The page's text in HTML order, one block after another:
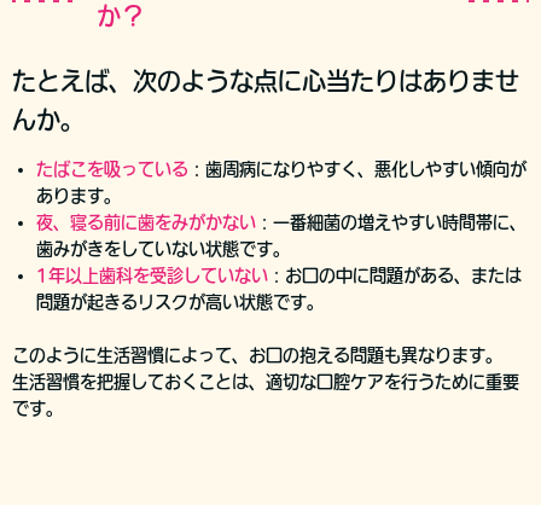
か？
たとえば、次のような点に心当たりはありませ
んか。
たばこを吸っている ： 歯周病になりやすく、悪化しやすい傾向が
あります。
夜、寝る前に歯をみがかない ：一番細菌の増えやすい時間帯に、
歯みがきをしていない状態です。
1年以上歯科を受診していない ：お口の中に問題がある、または
問題が起きるリスクが高い状態です。
このように生活習慣によって、お口の抱える問題も異なります。
生活習慣を把握しておくことは、適切な口腔ケアを行うために重要
です。